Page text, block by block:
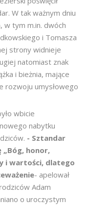
W tak ważnym dniu
w tym m.in. dwóch
i Tomasza
strony widnieje
natomiast znak
i bieżnia, mające
rozwoju umysłowego
wbicie
nabytku
- Sztandar
honor,
i wartości, dlatego
- apelował
Adam
o uroczystym